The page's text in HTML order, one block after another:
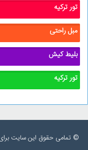
تور ترکیه
مبل راحتی
بلیط کیش
تور ترکیه
© تمامی حقوق این سایت